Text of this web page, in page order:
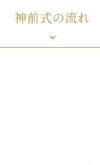
神前式の流れ